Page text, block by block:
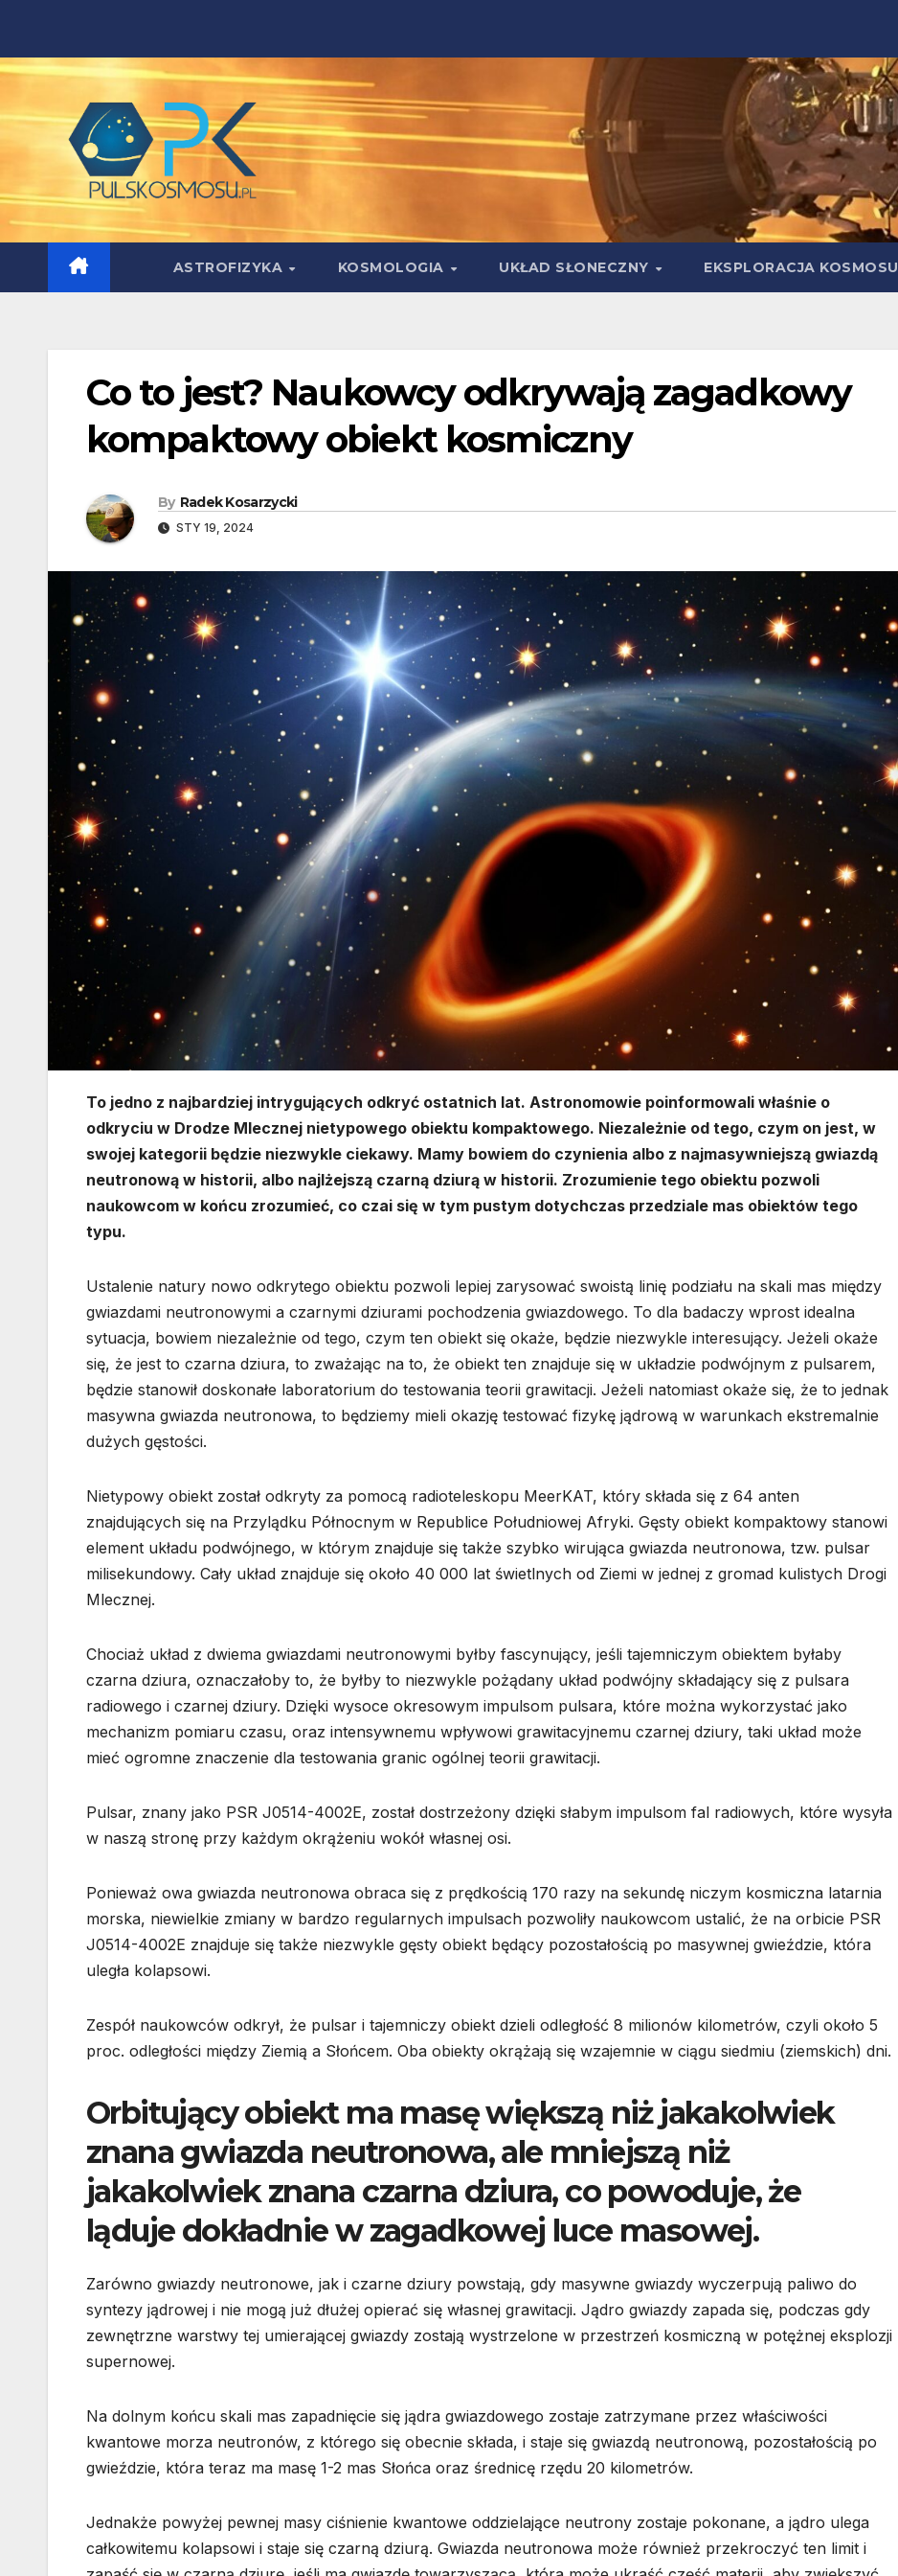
content
ASTROFIZYKA KOSMOLOGIA UKŁAD SŁONECZNY EKSPLORACJA KOSMOSU
Co to jest? Naukowcy odkrywają zagadkowy
kompaktowy obiekt kosmiczny
By Radek Kosarzycki
STY 19, 2024
To jedno z najbardziej intrygujących odkryć ostatnich lat. Astronomowie poinformowali właśnie o
odkryciu w Drodze Mlecznej nietypowego obiektu kompaktowego. Niezależnie od tego, czym on jest, w
swojej kategorii będzie niezwykle ciekawy. Mamy bowiem do czynienia albo z najmasywniejszą gwiazdą
neutronową w historii, albo najlżejszą czarną dziurą w historii. Zrozumienie tego obiektu pozwoli
naukowcom w końcu zrozumieć, co czai się w tym pustym dotychczas przedziale mas obiektów tego
typu.
Ustalenie natury nowo odkrytego obiektu pozwoli lepiej zarysować swoistą linię podziału na skali mas między
gwiazdami neutronowymi a czarnymi dziurami pochodzenia gwiazdowego. To dla badaczy wprost idealna
sytuacja, bowiem niezależnie od tego, czym ten obiekt się okaże, będzie niezwykle interesujący. Jeżeli okaże
się, że jest to czarna dziura, to zważając na to, że obiekt ten znajduje się w układzie podwójnym z pulsarem,
będzie stanowił doskonałe laboratorium do testowania teorii grawitacji. Jeżeli natomiast okaże się, że to jednak
masywna gwiazda neutronowa, to będziemy mieli okazję testować fizykę jądrową w warunkach ekstremalnie
dużych gęstości.
Nietypowy obiekt został odkryty za pomocą radioteleskopu MeerKAT, który składa się z 64 anten
znajdujących się na Przylądku Północnym w Republice Południowej Afryki. Gęsty obiekt kompaktowy stanowi
element układu podwójnego, w którym znajduje się także szybko wirująca gwiazda neutronowa, tzw. pulsar
milisekundowy. Cały układ znajduje się około 40 000 lat świetlnych od Ziemi w jednej z gromad kulistych Drogi
Mlecznej.
Chociaż układ z dwiema gwiazdami neutronowymi byłby fascynujący, jeśli tajemniczym obiektem byłaby
czarna dziura, oznaczałoby to, że byłby to niezwykle pożądany układ podwójny składający się z pulsara
radiowego i czarnej dziury. Dzięki wysoce okresowym impulsom pulsara, które można wykorzystać jako
mechanizm pomiaru czasu, oraz intensywnemu wpływowi grawitacyjnemu czarnej dziury, taki układ może
mieć ogromne znaczenie dla testowania granic ogólnej teorii grawitacji.
Pulsar, znany jako PSR J0514-4002E, został dostrzeżony dzięki słabym impulsom fal radiowych, które wysyła
w naszą stronę przy każdym okrążeniu wokół własnej osi.
Ponieważ owa gwiazda neutronowa obraca się z prędkością 170 razy na sekundę niczym kosmiczna latarnia
morska, niewielkie zmiany w bardzo regularnych impulsach pozwoliły naukowcom ustalić, że na orbicie PSR
J0514-4002E znajduje się także niezwykle gęsty obiekt będący pozostałością po masywnej gwieździe, która
uległa kolapsowi.
Zespół naukowców odkrył, że pulsar i tajemniczy obiekt dzieli odległość 8 milionów kilometrów, czyli około 5
proc. odległości między Ziemią a Słońcem. Oba obiekty okrążają się wzajemnie w ciągu siedmiu (ziemskich) dni.
Orbitujący obiekt ma masę większą niż jakakolwiek
znana gwiazda neutronowa, ale mniejszą niż
jakakolwiek znana czarna dziura, co powoduje, że
ląduje dokładnie w zagadkowej luce masowej.
Zarówno gwiazdy neutronowe, jak i czarne dziury powstają, gdy masywne gwiazdy wyczerpują paliwo do
syntezy jądrowej i nie mogą już dłużej opierać się własnej grawitacji. Jądro gwiazdy zapada się, podczas gdy
zewnętrzne warstwy tej umierającej gwiazdy zostają wystrzelone w przestrzeń kosmiczną w potężnej eksplozji
supernowej.
Na dolnym końcu skali mas zapadnięcie się jądra gwiazdowego zostaje zatrzymane przez właściwości
kwantowe morza neutronów, z którego się obecnie składa, i staje się gwiazdą neutronową, pozostałością po
gwieździe, która teraz ma masę 1-2 mas Słońca oraz średnicę rzędu 20 kilometrów.
Jednakże powyżej pewnej masy ciśnienie kwantowe oddzielające neutrony zostaje pokonane, a jądro ulega
całkowitemu kolapsowi i staje się czarną dziurą. Gwiazda neutronowa może również przekroczyć ten limit i